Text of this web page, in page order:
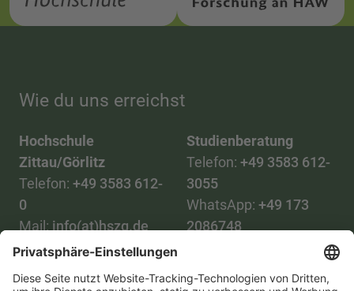
Wie du uns erreichst
Hochschule
Zittau/Görlitz
Telefon: +49 3583 612-
0
Mail: info(at)hszg.de
Studienberatung
Telefon: +49 3583 612-
3055
WhatsApp: +49 173
2086748